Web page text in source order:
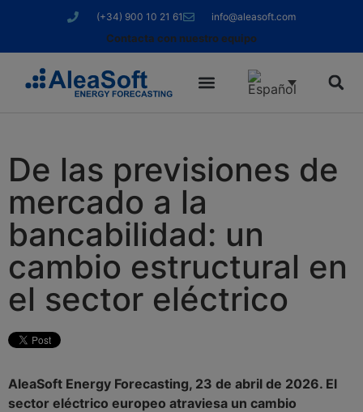
(+34) 900 10 21 61 info@aleasoft.com
Contacta con nuestro equipo
De las previsiones de
mercado a la
bancabilidad: un
cambio estructural en
el sector eléctrico
AleaSoft Energy Forecasting, 23 de abril de 2026. El
sector eléctrico europeo atraviesa un cambio